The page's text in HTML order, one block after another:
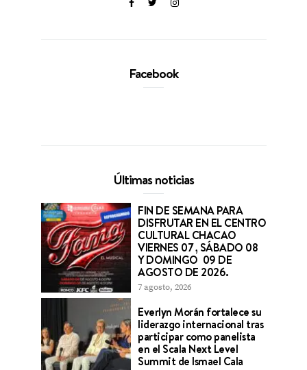
Facebook
Últimas noticias
FIN DE SEMANA PARA
DISFRUTAR EN EL CENTRO
CULTURAL CHACAO
VIERNES 07 , SÁBADO 08
Y DOMINGO 09 DE
AGOSTO DE 2026.
7 agosto, 2026
Everlyn Morán fortalece su
liderazgo internacional tras
participar como panelista
en el Scala Next Level
Summit de Ismael Cala